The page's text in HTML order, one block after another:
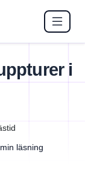
i
läsning